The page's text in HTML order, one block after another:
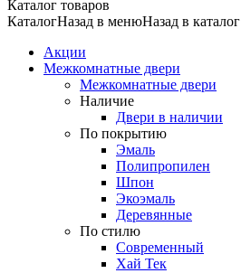
Каталог товаров
КаталогНазад в менюНазад в каталог
Акции
Межкомнатные двери
Межкомнатные двери
Наличие
Двери в наличии
По покрытию
Эмаль
Полипропилен
Шпон
Экоэмаль
Деревянные
По стилю
Современный
Хай Тек